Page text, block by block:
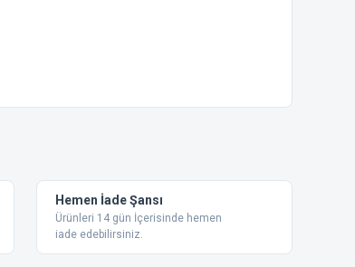
Hemen İade Şansı
Ürünleri 14 gün İçerisinde hemen
iade edebilirsiniz.